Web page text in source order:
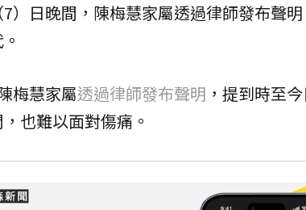
）日晚間，陳梅慧家屬透過律師發布聲
梅慧家屬透過律師發布聲明 ，提到時至
也難以面對傷痛。